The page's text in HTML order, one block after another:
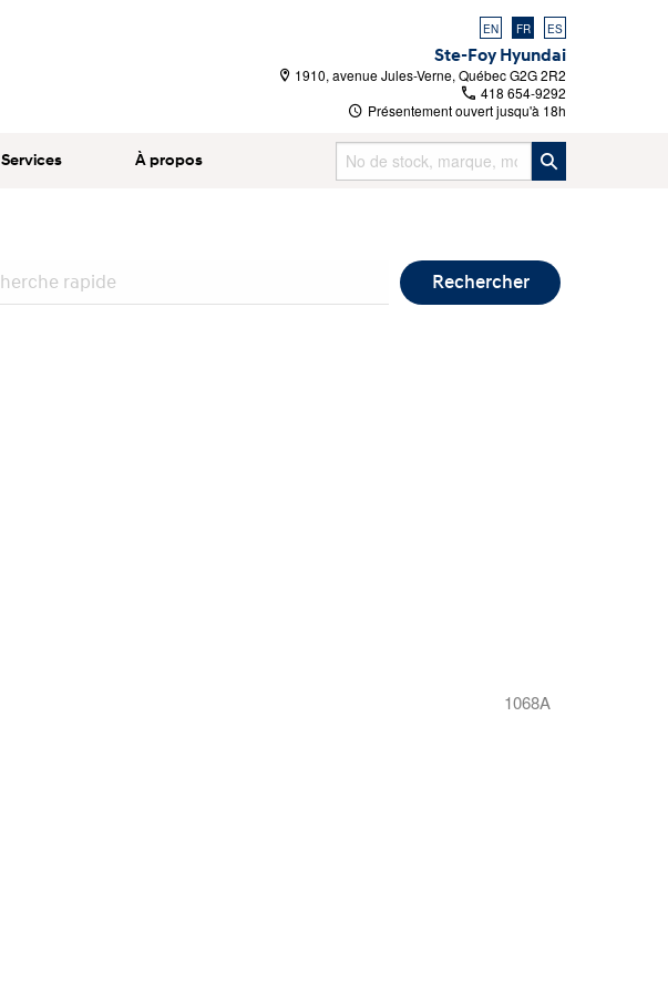
EN FR ES
Ste-Foy Hyundai
1910, avenue Jules-Verne, Québec G2G 2R2
418 654-9292
Présentement ouvert jusqu'à 18h
Services À propos
Rechercher
1068A